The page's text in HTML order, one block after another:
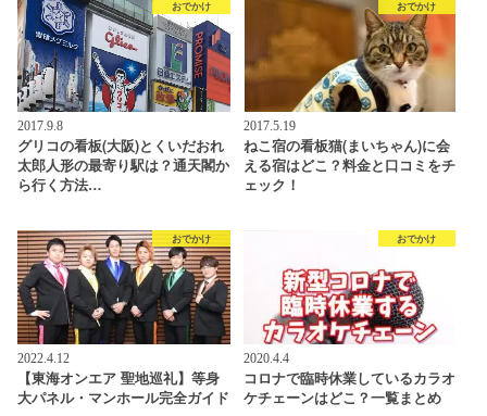
おでかけ
2017.9.8
グリコの看板(大阪)とくいだおれ
太郎人形の最寄り駅は？通天閣か
ら行く方法…
おでかけ
2017.5.19
ねこ宿の看板猫(まいちゃん)に会
える宿はどこ？料金と口コミをチ
ェック！
おでかけ
2022.4.12
【東海オンエア 聖地巡礼】等身
大パネル・マンホール完全ガイド
おでかけ
2020.4.4
コロナで臨時休業しているカラオ
ケチェーンはどこ？一覧まとめ